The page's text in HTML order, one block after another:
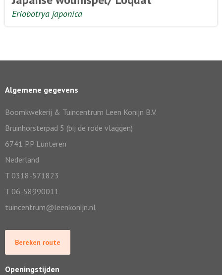
Eriobotrya japonica
Algemene gegevens
Boomkwekerij & Tuincentrum Leen Konijn B.V.
Bruinhorsterpad 5 (bij de rode vlaggen)
6741 PP Lunteren
Nederland
T 0318-571823
T 06-58990011
tuincentrum@leenkonijn.nl
Bereken route
Openingstijden